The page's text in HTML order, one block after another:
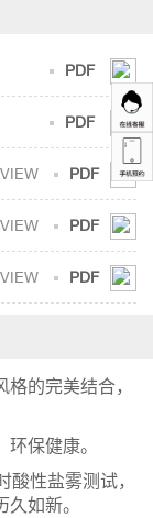
PDF
PDF
PDF
PDF
PDF
的完美结合，
保健康。
性盐雾测试，
如新。